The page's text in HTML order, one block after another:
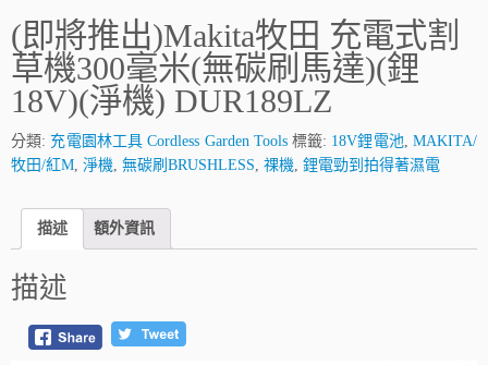
(即將推出)Makita牧田 充電式割
草機300毫米(無碳刷馬達)(鋰
18V)(淨機) DUR189LZ
分類: 充電園林工具 Cordless Garden Tools 標籤: 18V鋰電池,MAKITA/
牧田/紅M, 淨機, 無碳刷BRUSHLESS, 祼機, 鋰電勁到拍得著濕電
描述 額外資訊
描述